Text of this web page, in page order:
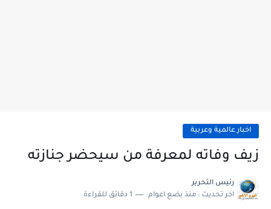
اخبار عالمية وعربية
زيف وفاته لمعرفة من سيحضر جنازته
رئيس التحرير
اخر تحديث : منذ بضع اعوام 1 دقائق للقراءة